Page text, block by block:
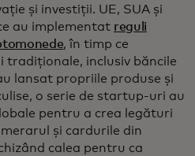
și investiții. UE, SUA și
au implementat reguli
, în timp ce
inclusiv băncile
lansat propriile produse și
o serie de startup-uri au
pentru a crea legături
și cardurile din
calea pentru ca